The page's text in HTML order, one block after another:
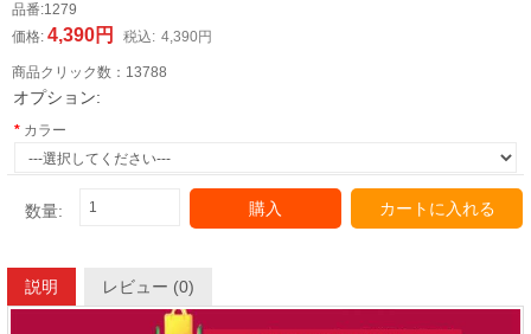
品番:1279
価格: 4,390円 税込: 4,390円
商品クリック数： 13788
オプション:
カラー
数量: 購入 カートに入れる
説明 レビュー (0)